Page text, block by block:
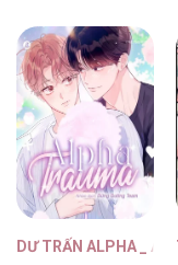
DƯ TRẤN ALPHA _